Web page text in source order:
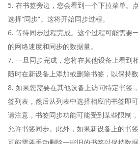
5. 在书签旁边，您会看到一个下拉菜单。
选择“同步”。这将开始同步过程。
6. 等待同步过程完成。这个过程可能需要
的网络速度和同步的数据量。
7. 一旦同步完成，您将在其他设备上看到
随时在新设备上添加或删除书签，以保持数
8. 如果您需要在其他设备上访问特定书签
签列表，然后从列表中选择相应的书签即可
请注意，书签同步功能可能受到某些限制
允许书签同步。此外，如果新设备上的书